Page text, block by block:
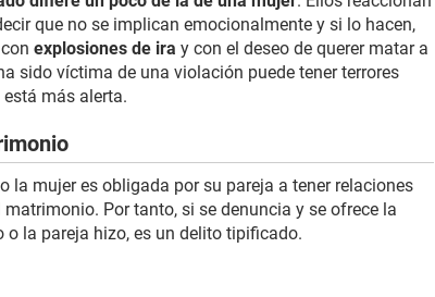
que no se implican emocionalmente y si lo hacen,
explosiones de ira y con el deseo de querer matar a
sido víctima de una violación puede tener terrores
más alerta.
la mujer es obligada por su pareja a tener relaciones
Por tanto, si se denuncia y se ofrece la
la pareja hizo, es un delito tipificado.